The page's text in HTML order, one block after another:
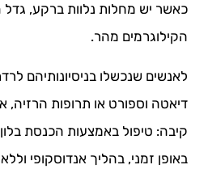
כאשר יש מחלות נלוות ברקע,
הקילוגרמים מהר.
לאנשים שנכשלו בניסיונותיהם
דיאטה וספורט או תרופות הרזיה,
קיבה: טיפול באמצעות הכנסת
באופן זמני, בהליך אנדוסקופי